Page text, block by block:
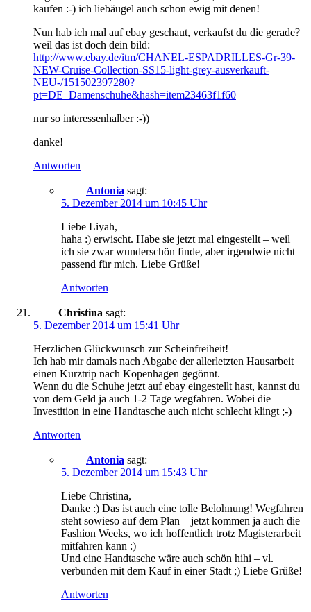
kaufen :-) ich liebäugel auch schon ewig mit denen!
Nun hab ich mal auf ebay geschaut, verkaufst du die gerade?
weil das ist doch dein bild:
http://www.ebay.de/itm/CHANEL-ESPADRILLES-Gr-39-
NEW-Cruise-Collection-SS15-light-grey-ausverkauft-
NEU-/151502397280?
pt=DE_Damenschuhe&hash=item23463f1f60
nur so interessenhalber :-))
danke!
Antworten
Antonia sagt:
5. Dezember 2014 um 10:45 Uhr
Liebe Liyah,
haha :) erwischt. Habe sie jetzt mal eingestellt – weil
ich sie zwar wunderschön finde, aber irgendwie nicht
passend für mich. Liebe Grüße!
Antworten
Christina sagt:
5. Dezember 2014 um 15:41 Uhr
Herzlichen Glückwunsch zur Scheinfreiheit!
Ich hab mir damals nach Abgabe der allerletzten Hausarbeit
einen Kurztrip nach Kopenhagen gegönnt.
Wenn du die Schuhe jetzt auf ebay eingestellt hast, kannst du
von dem Geld ja auch 1-2 Tage wegfahren. Wobei die
Investition in eine Handtasche auch nicht schlecht klingt ;-)
Antworten
Antonia sagt:
5. Dezember 2014 um 15:43 Uhr
Liebe Christina,
Danke :) Das ist auch eine tolle Belohnung! Wegfahren
steht sowieso auf dem Plan – jetzt kommen ja auch die
Fashion Weeks, wo ich hoffentlich trotz Magisterarbeit
mitfahren kann :)
Und eine Handtasche wäre auch schön hihi – vl.
verbunden mit dem Kauf in einer Stadt ;) Liebe Grüße!
Antworten